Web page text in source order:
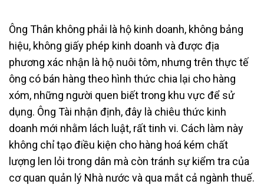
Ông Thân không phải là hộ kinh doanh, không bảng
hiệu, không giấy phép kinh doanh và được địa
phương xác nhận là hộ nuôi tôm, nhưng trên thực tế
ông có bán hàng theo hình thức chia lại cho hàng
xóm, những người quen biết trong khu vực để sử
dụng. Ông Tài nhận định, đây là chiêu thức kinh
doanh mới nhằm lách luật, rất tinh vi. Cách làm này
không chỉ tạo điều kiện cho hàng hoá kém chất
lượng len lỏi trong dân mà còn tránh sự kiểm tra của
cơ quan quản lý Nhà nước và qua mắt cả ngành thuế.